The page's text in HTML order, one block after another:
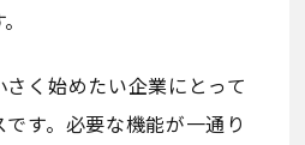
く始めたい企業にとって
す。必要な機能が一通り